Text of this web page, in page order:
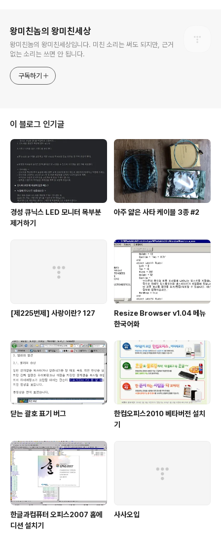
왕미친놈의 왕미친세상
왕미친놈의 왕미친세상입니다. 미친 소리는 써도 되지만, 근거
없는 소리는 쓰면 안 됩니다.
구독하기
이 블로그 인기글
경성 큐닉스 LED 모니터 목부분
제거하기
아주 얇은 사타 케이블 3종 #2
[제225번제] 사랑이란? 127
Resize Browser v1.04 메뉴
한국어화
닫는 괄호 표기 버그
한컴오피스2010 베타버전 설치
기
한글과컴퓨터 오피스2007 홈에
디션 설치기
사사오입